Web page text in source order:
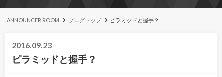
ANNOUNCER ROOM ブログトップ ピラミッドと握手？
2016.09.23
ピラミッドと握手？